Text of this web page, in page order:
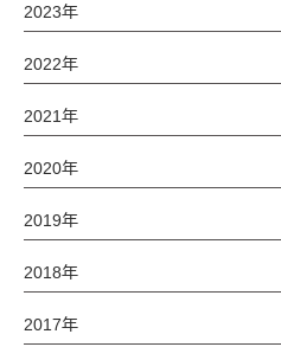
2023年
2022年
2021年
2020年
2019年
2018年
2017年